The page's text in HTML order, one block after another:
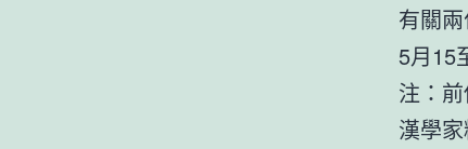
有關
5月15
注：
漢學